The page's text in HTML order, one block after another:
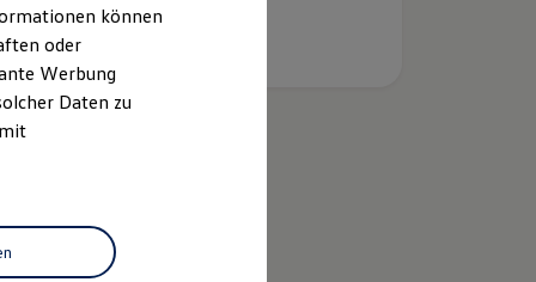
können
oder
Werbung
Daten zu